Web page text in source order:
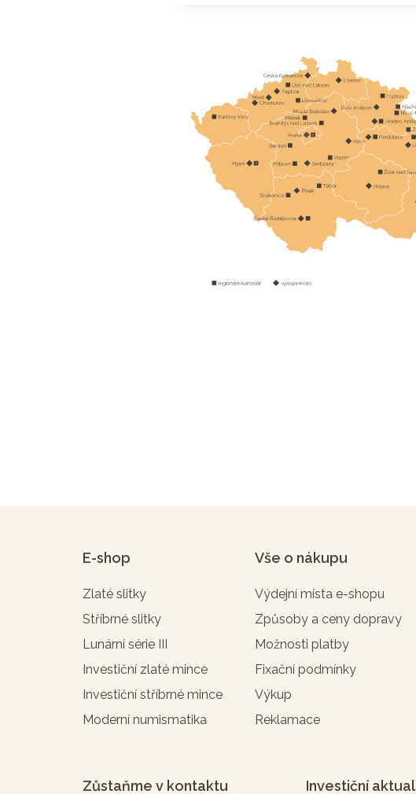
E-shop
Zlaté slitky
Stříbrné slitky
Lunární série III
Investiční zlaté mince
Investiční stříbrné mince
Moderní numismatika
Vše o nákupu
Výdejní místa e-shopu
Způsoby a ceny dopravy
Možnosti platby
Fixační podmínky
Výkup
Reklamace
Zůstaňme v kontaktu Investiční